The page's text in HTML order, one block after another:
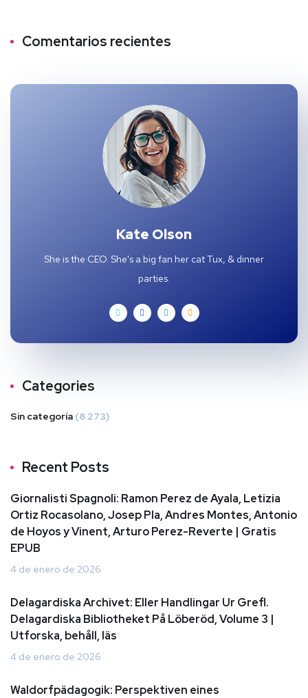
Comentarios recientes
Kate Olson
She is the CEO. She's a big fan her cat Tux, & dinner
parties.
Categories
Sin categoría (8.273)
Recent Posts
Giornalisti Spagnoli: Ramon Perez de Ayala, Letizia
Ortiz Rocasolano, Josep Pla, Andres Montes, Antonio
de Hoyos y Vinent, Arturo Perez-Reverte | Gratis
EPUB
4 de enero de 2026
Delagardiska Archivet: Eller Handlingar Ur Grefl.
Delagardiska Bibliotheket På Löberöd, Volume 3 |
Utforska, behåll, läs
4 de enero de 2026
Waldorfpädagogik: Perspektiven eines